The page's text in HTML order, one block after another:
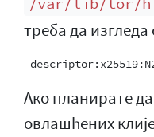
/var/lib/tor/
треба да изгледа
Ако планирате
овлашћених